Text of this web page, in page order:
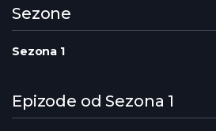
Sezone
Sezona 1
Epizode od Sezona 1